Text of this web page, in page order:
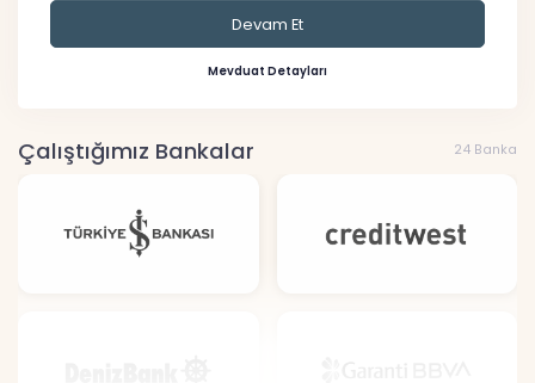
Devam Et
Mevduat Detayları
Çalıştığımız Bankalar 24 Banka